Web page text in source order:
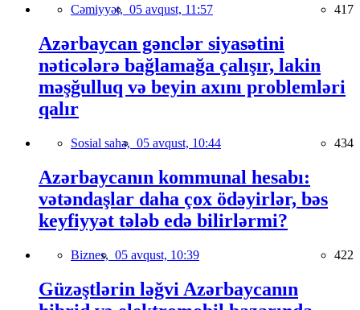
Cəmiyyət, 05 avqust, 11:57 417
Azərbaycan gənclər siyasətini
nəticələrə bağlamağa çalışır, lakin
məşğulluq və beyin axını problemləri
qalır
Sosial sahə, 05 avqust, 10:44 434
Azərbaycanın kommunal hesabı:
vətəndaşlar daha çox ödəyirlər, bəs
keyfiyyət tələb edə bilirlərmi?
Biznes, 05 avqust, 10:39 422
Güzəştlərin ləğvi Azərbaycanın